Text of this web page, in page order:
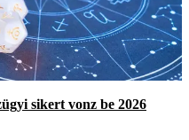
sikert vonz be 2026